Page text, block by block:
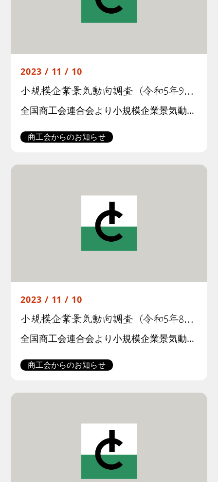
2023 / 11 / 10
小規模企業景気動向調査（令和5年9月期）結果について
全国商工会連合会より小規模企業景気動向調査(令和５年9月期調査)結果が公表されました。この調査は全国約３００商工会の経営指導員による調査票への選択記入式で行われたものです。調査結果の概要は以下の通りです。
商工会からのお知らせ
2023 / 11 / 10
小規模企業景気動向調査（令和5年8月期）結果について
全国商工会連合会より小規模企業景気動向調査(令和５年8月期調査)結果が公表されました。この調査は全国約３００商工会の経営指導員による調査票への選択記入式で行われたものです。調査結果の概要は以下の通りです。
商工会からのお知らせ